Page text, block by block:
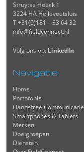
Struytse Hoeck 1
3224 HA Hellevoetsluis
T +31(0)181 – 33 64 32
info@fieldconnect.nl
Volg ons op: LinkedIn
Navigatie
Home
Portofonie
Handsfree Communicatie
Smartphones & Tablets
Merken
Doelgroepen
Diensten